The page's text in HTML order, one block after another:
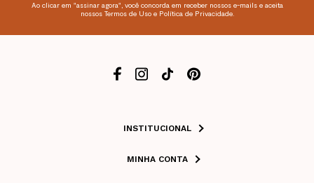
Ao clicar em "assinar agora", você concorda em receber nossos e-mails e aceita
nossos Termos de Uso e Política de Privacidade.
INSTITUCIONAL
MINHA CONTA